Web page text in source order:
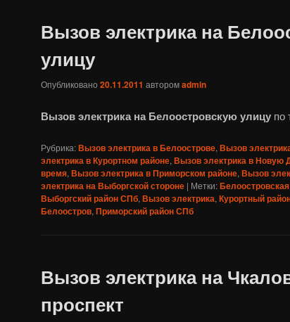
Вызов электрика на
улицу
Опубликовано 20.11.2011 авторомadmin
Вызов электрика на Белоостровскую улицу по
Рубрика:Вызов электрика в Белоострове, Вызов
электрика в Курортном районе, Вызов электрика в Новую
время, Вызов электрика в Приморском районе, Вызов
электрика на Выборгской стороне | Метки:
Выборгский район СПб, Вызов электрика, Курортный
Белоостров, Приморский район СПб
Вызов электрика на
проспект